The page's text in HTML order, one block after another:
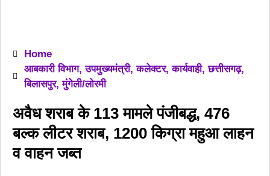
Home
आबकारी विभाग,उपमुख्यमंत्री,कलेक्टर,कार्यवाही,छत्तीसगढ़,
बिलासपुर,मुंगेली/लोरमी
अवैध शराब के 113 मामले पंजीबद्ध, 476
बल्क लीटर शराब, 1200 किग्रा महुआ लाहन
व वाहन जब्त